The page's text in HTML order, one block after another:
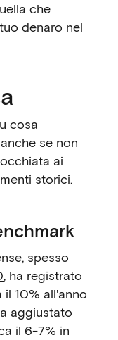
che
denaro nel
cosa
se non
ai
storici.
spesso
, ha registrato
10% all'anno
aggiustato
il 6-7% in